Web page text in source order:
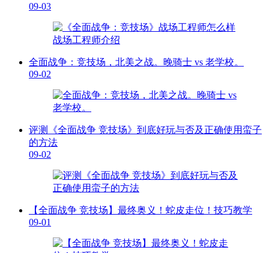
09-03
全面战争：竞技场，北美之战。晚骑士 vs 老学校。
09-02
评测《全面战争 竞技场》到底好玩与否及正确使用蛮子
的方法
09-02
【全面战争 竞技场】最终奥义！蛇皮走位！技巧教学
09-01